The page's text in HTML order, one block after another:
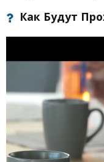
Бонусная тема
Как Будут